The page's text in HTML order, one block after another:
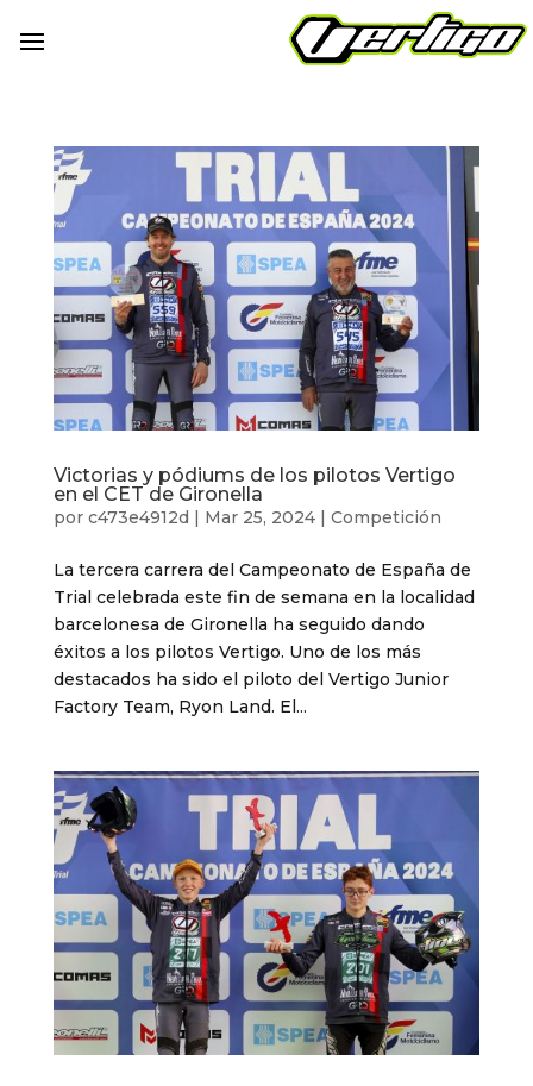
Victorias y pódiums de los pilotos Vertigo
en el CET de Gironella
por c473e4912d | Mar 25, 2024| Competición
La tercera carrera del Campeonato de España de
Trial celebrada este fin de semana en la localidad
barcelonesa de Gironella ha seguido dando
éxitos a los pilotos Vertigo. Uno de los más
destacados ha sido el piloto del Vertigo Junior
Factory Team, Ryon Land. El...